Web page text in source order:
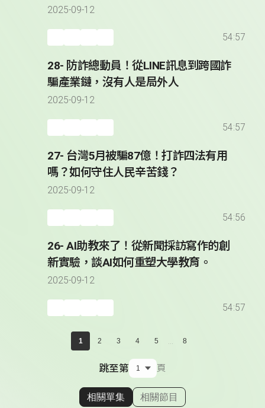
攔截可疑帳戶？
2025-09-12
54:57
28- 防詐總動員！從LINE訊息到跨國詐
騙產業鏈，沒有人是局外人
2025-09-12
54:57
27- 台灣5月被騙87億！打詐四法有用
嗎？如何守住人民辛苦錢？
2025-09-12
54:56
26- AI助教來了！從新聞採訪寫作的創
新實驗，談AI如何重塑大學教育。
2025-09-12
54:57
1 2 3 4 5 ... 8
跳至第 頁
顯示相關單集
相關單集 相關節目